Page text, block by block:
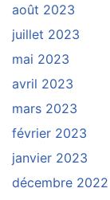
août 2023
juillet 2023
mai 2023
avril 2023
mars 2023
février 2023
janvier 2023
décembre 2022